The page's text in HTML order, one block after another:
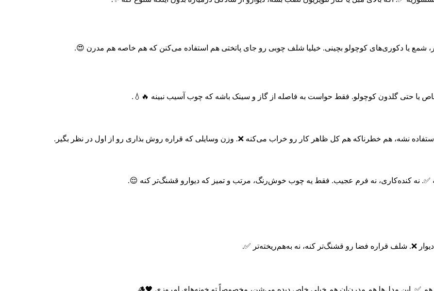
شمع یا دکوری‌های کوچولو بچینی. خیلیا شلف چوبی رو جای پاتختی هم استفاده می‌کنن که هم خاصه هم مدرن 😍.
خاص یا حتی گلدون کوچولو. فقط حواست به فاصله از گاز و سینک باشه که چوب آسیب نبینه 🔥💧.
نشه، هم خطرناکه هم کل ظاهر کار رو خراب می‌کنه ❌. وزن وسایلی که قراره روش بذاری رو از اول در نظر بگیر.
✅. نه کنده‌کاری، نه فرم عجیب. فقط یه چوب خوش‌رنگ، مرتب و تمیز که دیوارو قشنگ‌تر کنه 😌.
❌. شلف قراره فضا رو قشنگ‌تر کنه، نه به‌هم‌ریخته‌تر ✅.
✅. این مدل‌ها هم مدرن‌ان هم خیلی خاص دیده می‌شن، مخصوصاً تو خونه‌های امروزی 🖤🪵.